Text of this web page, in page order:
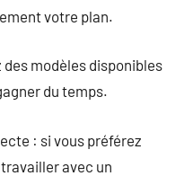
votre plan.
modèles disponibles
du temps.
: si vous préférez
avec un